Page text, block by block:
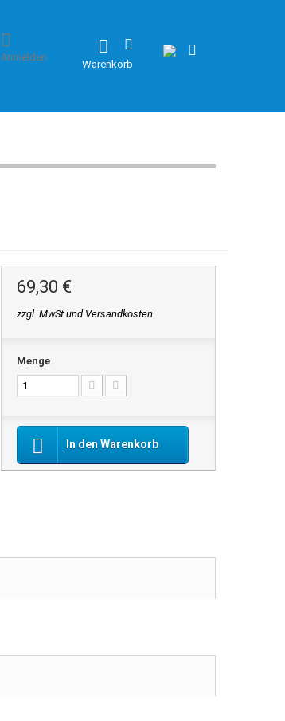
Warenkorb
Anmelden
69,30 €
zzgl. MwSt und Versandkosten
Menge
In den Warenkorb